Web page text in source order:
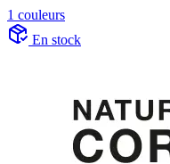
1 couleurs
En stock